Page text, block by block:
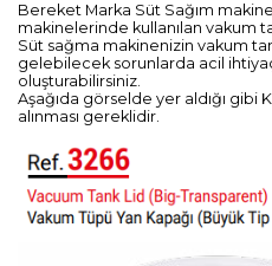
Bereket Marka Süt Sağım
makinelerinde kullanılan vakum
Süt sağma makinenizin vakum
gelebilecek sorunlarda acil
oluşturabilirsiniz.
Aşağıda görselde yer aldığı gibi
alınması gereklidir.